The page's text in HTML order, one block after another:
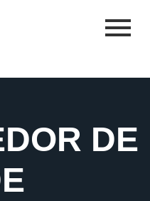
DE